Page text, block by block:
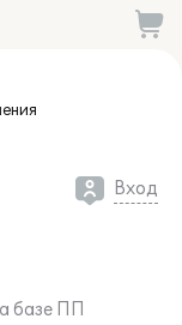
Вход
базе ПП